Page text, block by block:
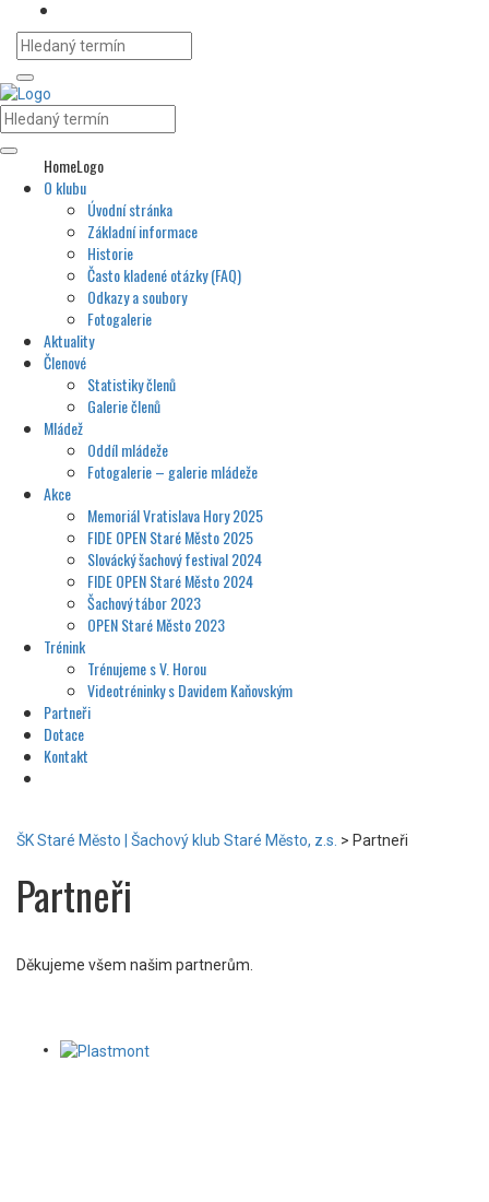
HomeLogo
O klubu
Úvodní stránka
Základní informace
Historie
Často kladené otázky (FAQ)
Odkazy a soubory
Fotogalerie
Aktuality
Členové
Statistiky členů
Galerie členů
Mládež
Oddíl mládeže
Fotogalerie – galerie mládeže
Akce
Memoriál Vratislava Hory 2025
FIDE OPEN Staré Město 2025
Slovácký šachový festival 2024
FIDE OPEN Staré Město 2024
Šachový tábor 2023
OPEN Staré Město 2023
Trénink
Trénujeme s V. Horou
Videotréninky s Davidem Kaňovským
Partneři
Dotace
Kontakt
ŠK Staré Město | Šachový klub Staré Město, z.s. > Partneři
Partneři
Děkujeme všem našim partnerům.